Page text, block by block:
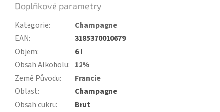
Doplňkové parametry
Kategorie:
Champagne
EAN:
3185370010679
Objem:
6 l
Obsah Alkoholu: 12%
Země Původu:
Francie
Oblast:
Champagne
Obsah cukru:
Brut